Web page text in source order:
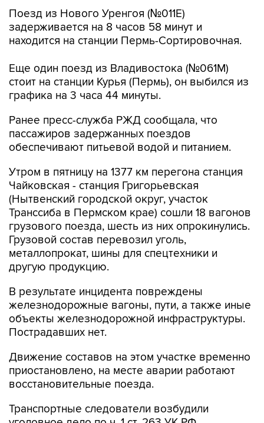
Поезд из Нового Уренгоя (№011E)
задерживается на 8 часов 58 минут и
находится на станции Пермь-Сортировочная.
Еще один поезд из Владивостока (№061M)
стоит на станции Курья (Пермь), он выбился из
графика на 3 часа 44 минуты.
Ранее пресс-служба РЖД сообщала, что
пассажиров задержанных поездов
обеспечивают питьевой водой и питанием.
Утром в пятницу на 1377 км перегона станция
Чайковская - станция Григорьевская
(Нытвенский городской округ, участок
Транссиба в Пермском крае) сошли 18 вагонов
грузового поезда, шесть из них опрокинулись.
Грузовой состав перевозил уголь,
металлопрокат, шины для спецтехники и
другую продукцию.
В результате инцидента повреждены
железнодорожные вагоны, пути, а также иные
объекты железнодорожной инфраструктуры.
Пострадавших нет.
Движение составов на этом участке временно
приостановлено, на месте аварии работают
восстановительные поезда.
Транспортные следователи возбудили